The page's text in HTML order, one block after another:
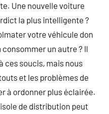
Une nouvelle voiture
la plus intelligente ?
votre véhicule don
un autre ? Il
ces soucis, mais nous
et les problèmes de
à ordonner plus éclairée.
de distribution peut